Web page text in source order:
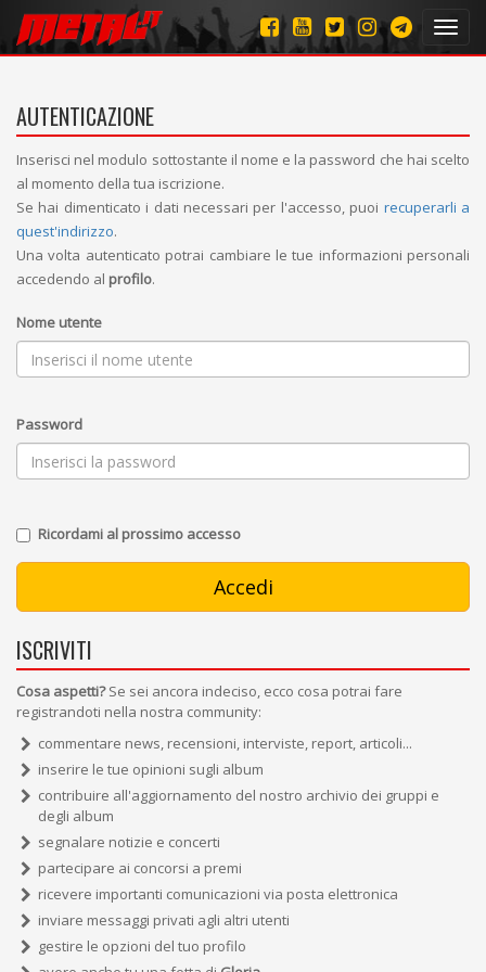
AUTENTICAZIONE
Inserisci nel modulo sottostante il nome e la password che hai scelto
al momento della tua iscrizione.
Se hai dimenticato i dati necessari per l'accesso, puoi recuperarli a
quest'indirizzo.
Una volta autenticato potrai cambiare le tue informazioni personali
accedendo al profilo.
Nome utente
Password
Ricordami al prossimo accesso
ISCRIVITI
Cosa aspetti?Se sei ancora indeciso, ecco cosa potrai fare
registrandoti nella nostra community:
commentare news, recensioni, interviste, report, articoli...
inserire le tue opinioni sugli album
contribuire all'aggiornamento del nostro archivio dei gruppi e
degli album
segnalare notizie e concerti
partecipare ai concorsi a premi
ricevere importanti comunicazioni via posta elettronica
inviare messaggi privati agli altri utenti
gestire le opzioni del tuo profilo